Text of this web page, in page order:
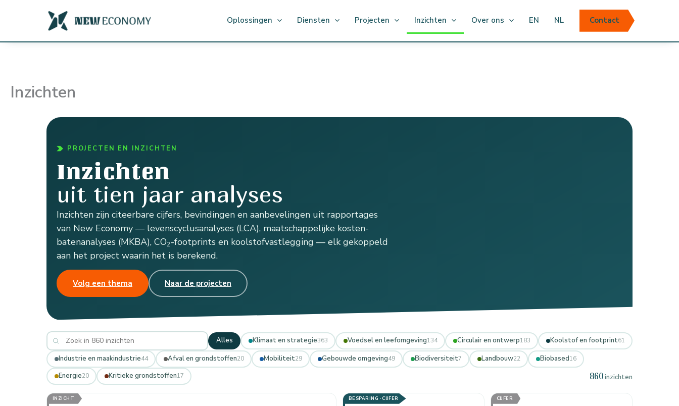
de
Oplossingen Diensten Projecten Inzichten Over ons EN NL Contact
Inzichten
PROJECTEN EN INZICHTEN
Inzichten
uit tien jaar analyses
Inzichten zijn citeerbare cijfers, bevindingen en aanbevelingen uit rapportages
van New Economy — levenscyclusanalyses (LCA), maatschappelijke kosten-
batenanalyses (MKBA), CO2-footprints en koolstofvastlegging — elk gekoppeld
aan het project waarin het is berekend.
Volg een thema Naar de projecten
Alles Klimaat en strategie363 Voedsel en leefomgeving134 Circulair en ontwerp183 Koolstof en footprint61
Industrie en maakindustrie44 Afval en grondstoffen20 Mobiliteit29 Gebouwde omgeving49 Biodiversiteit7 Landbouw22 Biobased16
Energie20 Kritieke grondstoffen17 860inzichten
INZICHT BESPARING · CIJFER CIJFER